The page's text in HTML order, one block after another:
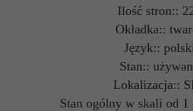
Ilość stron::
Okładka::
Język::
Stan::
Lokalizacja::
Stan ogólny w skali od 1